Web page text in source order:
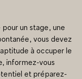
pour un stage, une
vous devez
à occuper le
informez-vous
et préparez-